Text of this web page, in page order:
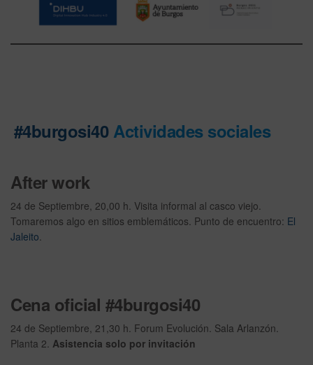
#4burgosi40Actividades sociales
After work
24 de Septiembre, 20,00 h. Visita informal al casco viejo.
Tomaremos algo en sitios emblemáticos. Punto de encuentro: El
Jaleito
Cena oficial #4burgosi40
24 de Septiembre, 21,30 h. Forum Evolución. Sala Arlanzón.
Planta 2. Asistencia solo por invitación